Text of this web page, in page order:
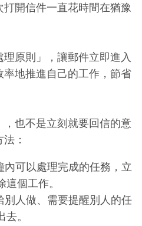
開信件一直花時間在猶豫
原則」，讓郵件立即進入
地推進自己的工作，節省
也不是立刻就要回信的意
：
內可以處理完成的任務，立
個工作。
別人做、需要提醒別人的任
。